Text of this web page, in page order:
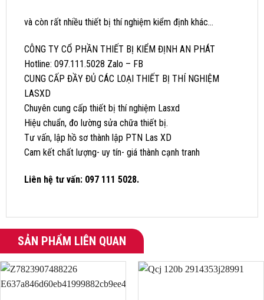
và còn rất nhiều thiết bị thí nghiệm kiểm định khác…
CÔNG TY CỔ PHẦN THIẾT BỊ KIỂM ĐỊNH AN PHÁT
Hotline: 097.111.5028 Zalo – FB
CUNG CẤP ĐẦY ĐỦ CÁC LOẠI THIẾT BỊ THÍ NGHIỆM
LASXD
Chuyên cung cấp thiết bị thí nghiệm Lasxd
Hiệu chuẩn, đo lường sửa chữa thiết bị.
Tư vấn, lập hồ sơ thành lập PTN Las XD
Cam kết chất lượng- uy tín- giá thành cạnh tranh
Liên hệ tư vấn: 097 111 5028.
SẢN PHẨM LIÊN QUAN